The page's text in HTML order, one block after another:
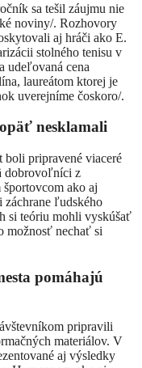
sa tešil záujmu nie
noviny/. Rozhovory
aj hráči ako E.
stolného tenisu v
udeľovaná cena
laureátom ktorej je
uverejníme čoskoro/.
nesklamali
pripravené viaceré
dobrovoľníci z
ako aj
záchrane ľudského
si teóriu mohli vyskúšať
možnosť nechať si
pomáhajú
pripravili
materiálov. V
aj výsledky